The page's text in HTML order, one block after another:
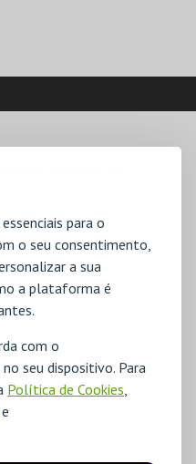
para o
o seu consentimento,
a sua
a plataforma é
com o
seu dispositivo. Para
Política de Cookies,
e
I, Naves 3,4,5